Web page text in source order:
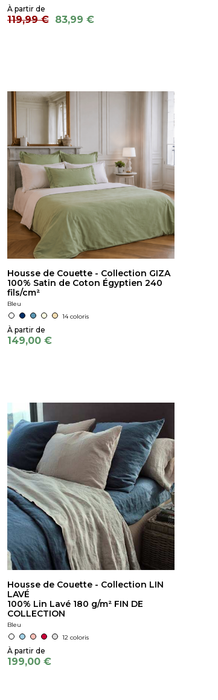
119,99 € 83,99 €
Housse de Couette - Collection GIZA
100% Satin de Coton Égyptien 240
fils/cm²
Bleu
14 coloris
149,00 €
Housse de Couette - Collection LIN
LAVÉ
100% Lin Lavé 180 g/m² FIN DE
COLLECTION
Bleu
12 coloris
199,00 €